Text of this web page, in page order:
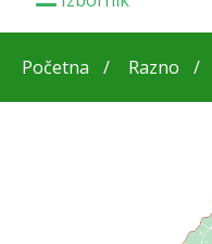
Početna Razno